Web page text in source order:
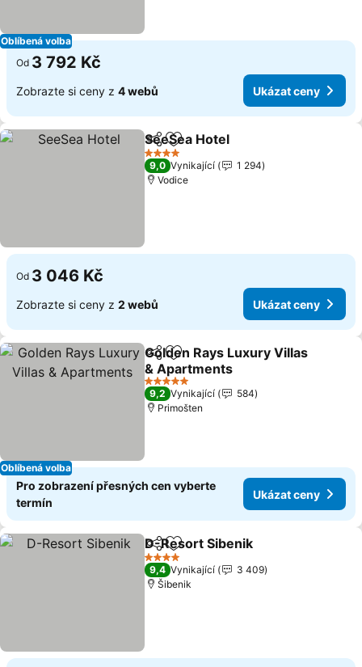
Oblíbená volba
Od 3 792 Kč
Zobrazte si ceny z 4 webů Ukázat ceny
SdíletPřidat na seznam oblíbených
SeeSea Hotel
4 Počet hvězdiček
9,0 Vynikající
1 294
Vodice
Od 3 046 Kč
Zobrazte si ceny z 2 webů Ukázat ceny
Oblíbená volba
SdíletPřidat na seznam oblíbených
Golden Rays Luxury Villas
& Apartments
5 Počet hvězdiček
9,2 Vynikající
584
Primošten
Pro zobrazení přesných cen vyberte
termín
Ukázat ceny
SdíletPřidat na seznam oblíbených
D-Resort Sibenik
4 Počet hvězdiček
9,4 Vynikající
3 409
Šibenik